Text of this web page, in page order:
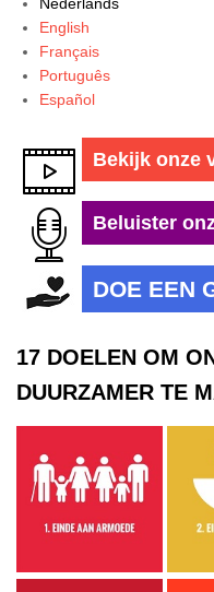
English
Français
Português
Español
Bekijk onze
Beluister
DOE EEN
17 DOELEN OM
DUURZAMER TE